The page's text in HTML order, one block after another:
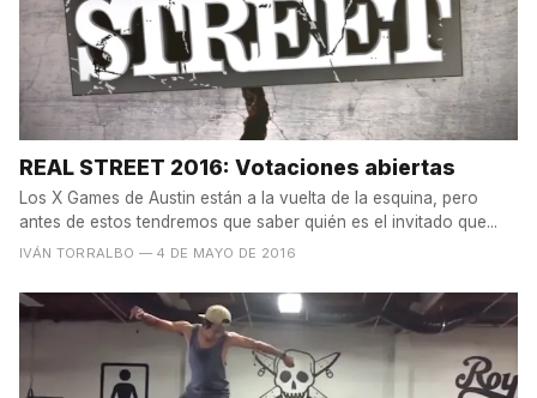
REAL STREET 2016: Votaciones abiertas
Los X Games de Austin están a la vuelta de la esquina, pero
antes de estos tendremos que saber quién es el invitado que...
IVÁN TORRALBO — 4 DE MAYO DE 2016